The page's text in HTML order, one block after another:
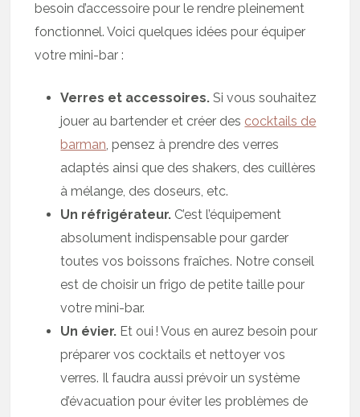
besoin d’accessoire pour le rendre pleinement
fonctionnel. Voici quelques idées pour équiper
votre mini-bar :
Verres et accessoires.Si vous souhaitez
jouer au bartender et créer des cocktails de
barman, pensez à prendre des verres
adaptés ainsi que des shakers, des cuillères
à mélange, des doseurs, etc.
Un réfrigérateur. C’est l’équipement
absolument indispensable pour garder
toutes vos boissons fraîches. Notre conseil
est de choisir un frigo de petite taille pour
votre mini-bar.
Un évier. Et oui ! Vous en aurez besoin pour
préparer vos cocktails et nettoyer vos
verres. Il faudra aussi prévoir un système
d’évacuation pour éviter les problèmes de